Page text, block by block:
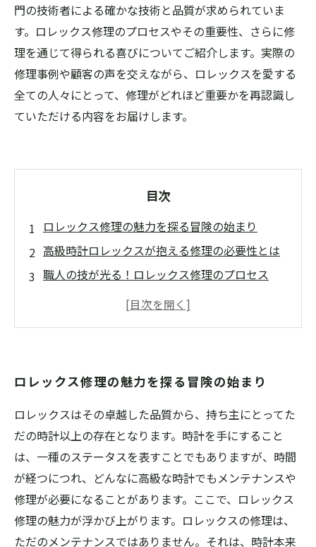
門の技術者による確かな技術と品質が求められていま
す。ロレックス修理のプロセスやその重要性、さらに修
理を通じて得られる喜びについてご紹介します。実際の
修理事例や顧客の声を交えながら、ロレックスを愛する
全ての人々にとって、修理がどれほど重要かを再認識し
ていただける内容をお届けします。
目次
ロレックス修理の魅力を探る冒険の始まり
高級時計ロレックスが抱える修理の必要性とは
職人の技が光る！ロレックス修理のプロセス
固定ファンも納得の修理事例集
ンスの重要性
ロレックス修理から得られる喜びと感動の物語
ロレックス修理の魅力を探る冒険の始まり
ロレックスはその卓越した品質から、持ち主にとってた
だの時計以上の存在となります。時計を手にすること
は、一種のステータスを表すことでもありますが、時間
が経つにつれ、どんなに高級な時計でもメンテナンスや
修理が必要になることがあります。ここで、ロレックス
修理の魅力が浮かび上がります。ロレックスの修理は、
ただのメンテナンスではありません。それは、時計本来